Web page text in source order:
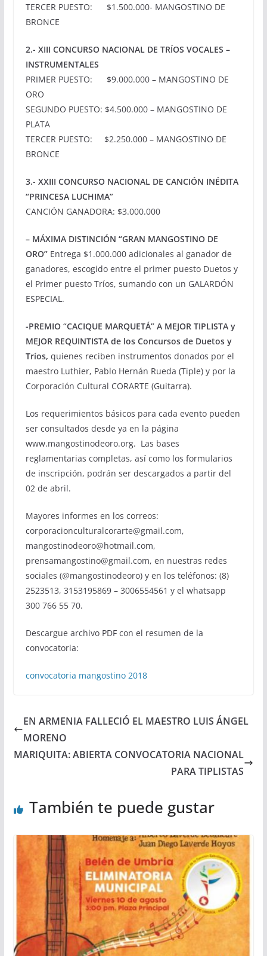
TERCER PUESTO: $1.500.000- MANGOSTINO DE
BRONCE
2.- XIII CONCURSO NACIONAL DE TRÍOS VOCALES –
INSTRUMENTALES
PRIMER PUESTO: $9.000.000 – MANGOSTINO DE
ORO
SEGUNDO PUESTO: $4.500.000 – MANGOSTINO DE
PLATA
TERCER PUESTO: $2.250.000 – MANGOSTINO DE
BRONCE
3.- XXIII CONCURSO NACIONAL DE CANCIÓN INÉDITA
“PRINCESA LUCHIMA”
CANCIÓN GANADORA: $3.000.000
– MÁXIMA DISTINCIÓN “GRAN MANGOSTINO DE
ORO”Entrega $1.000.000 adicionales al ganador de
ganadores, escogido entre el primer puesto Duetos y
el Primer puesto Tríos, sumando con un GALARDÓN
ESPECIAL.
-PREMIO “CACIQUE MARQUETÁ” A MEJOR TIPLISTA y
MEJOR REQUINTISTA de los Concursos de Duetos y
Tríos, quienes reciben instrumentos donados por el
maestro Luthier, Pablo Hernán Rueda (Tiple) y por la
Corporación Cultural CORARTE (Guitarra).
Los requerimientos básicos para cada evento pueden
ser consultados desde ya en la página
www.mangostinodeoro.org. Las bases
reglamentarias completas, así como los formularios
de inscripción, podrán ser descargados a partir del
02 de abril.
Mayores informes en los correos:
corporacionculturalcorarte@gmail.com,
mangostinodeoro@hotmail.com,
prensamangostino@gmail.com, en nuestras redes
sociales (@mangostinodeoro) y en los teléfonos: (8)
2523513, 3153195869 – 3006554561 y el whatsapp
300 766 55 70.
Descargue archivo PDF con el resumen de la
convocatoria:
convocatoria mangostino 2018
EN ARMENIA FALLECIÓ EL MAESTRO LUIS ÁNGEL
MORENO
MARIQUITA: ABIERTA CONVOCATORIA NACIONAL
PARA TIPLISTAS
También te puede gustar